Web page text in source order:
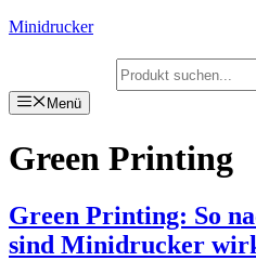
Zum
Minidrucker
Suchen
Menü
Green Printing
Green Printing: So
sind Minidrucker